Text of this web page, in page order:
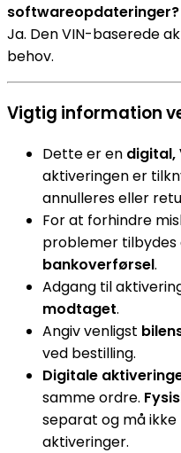
softwareopdateringer?
Ja. Den VIN-baserede
behov.
Vigtig information
Dette er en digital,
aktiveringen er
annulleres eller
For at forhindre
problemer
bankoverførsel.
Adgang til
modtaget.
Angiv venligst
ved bestilling.
Digitale
samme ordre.
separat og må
aktiveringer.